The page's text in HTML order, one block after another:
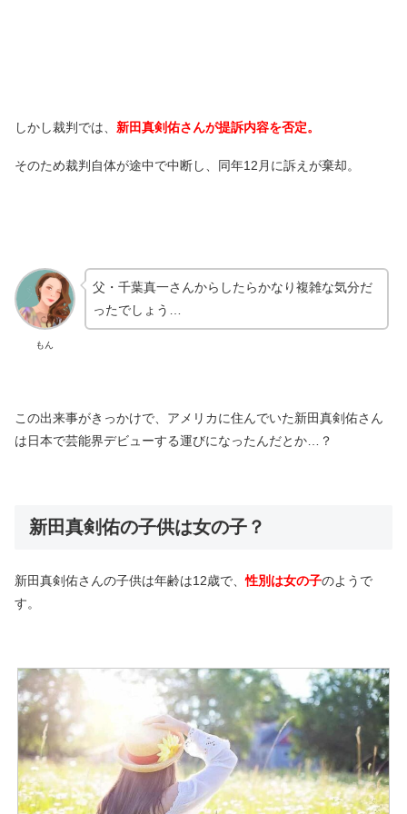
しかし裁判では、 新田真剣佑さんが提訴内容を否定。
そのため裁判自体が途中で中断し、同年12月に訴えが棄却。
もん
父・千葉真一さんからしたらかなり複雑な気分だ
ったでしょう…
この出来事がきっかけで、アメリカに住んでいた新田真剣佑さん
は日本で芸能界デビューする運びになったんだとか…？
新田真剣佑の子供は女の子？
新田真剣佑さんの子供は年齢は12歳で、性別は女の子のようで
す。